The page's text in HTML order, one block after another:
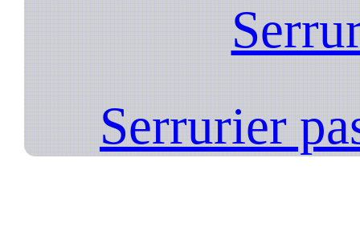
Serrurier